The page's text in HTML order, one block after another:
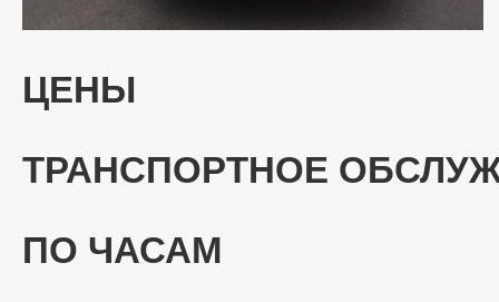
ЦЕНЫ
ТРАНСПОРТНОЕ
ПО ЧАСАМ